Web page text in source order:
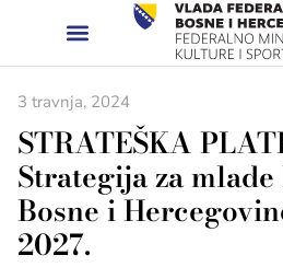
3 travnja, 2024
STRATEŠKA
Strategija za
Bosne i
2027.